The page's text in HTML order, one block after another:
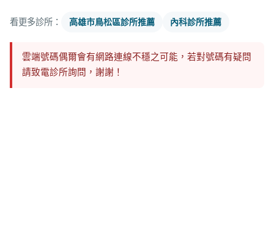
看更多診所： 高雄市鳥松區診所推薦 內科診所推薦
雲端號碼偶爾會有網路連線不穩之可能，若對號碼有疑問
請致電診所詢問，謝謝！